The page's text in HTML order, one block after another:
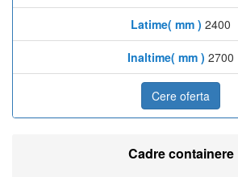
Latime( mm ) 2400
Inaltime( mm ) 2700
Cere oferta
Cadre containere